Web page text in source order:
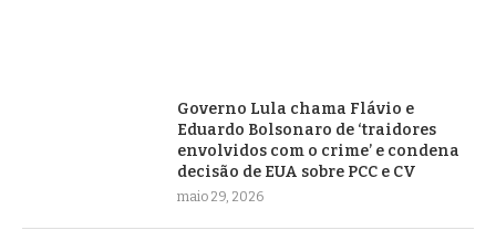
Governo Lula chama Flávio e
Eduardo Bolsonaro de ‘traidores
envolvidos com o crime’ e condena
decisão de EUA sobre PCC e CV
maio 29, 2026